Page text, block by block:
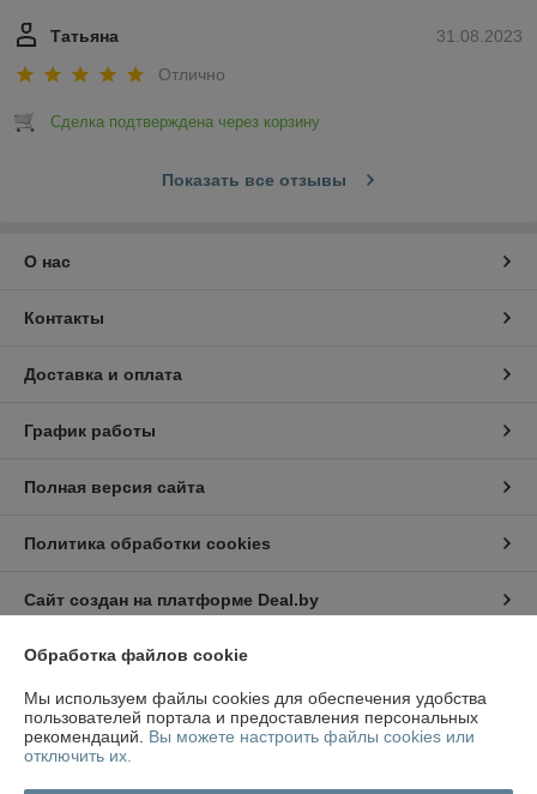
31.08.2023
Татьяна
Отлично
Сделка подтверждена через корзину
Показать все отзывы
О нас
Контакты
Доставка и оплата
График работы
Полная версия сайта
Политика обработки cookies
Сайт создан на платформе Deal.by
Юридическое лицо:ООО «АниарГрупп»
220141, г.Минск, ул.Руссиянова, д.9, комн.1
Обработка файлов cookie
Мы используем файлы cookies для обеспечения удобства
пользователей портала и предоставления персональных
рекомендаций. Вы можете настроить файлы cookies или
отключить их.